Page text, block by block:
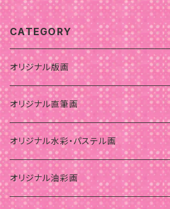
CATEGORY
オリジナル版画
オリジナル直筆画
オリジナル水彩・パステル画
オリジナル油彩画